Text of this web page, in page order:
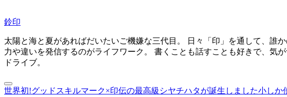
鈴印
太陽と海と夏があればだいたいご機嫌な三代目。 日々「印」を通して、誰
力や違いを発信するのがライフワーク。 書くことも話すことも好きで、気
ドライブ。
世界初!グッドスキルマーク×印伝の最高級シヤチハタが誕生しました小しか